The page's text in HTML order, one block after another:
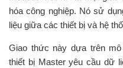
hóa công nghiệp. Nó sử
liệu giữa các thiết bị và hệ
Giao thức này dựa trên
thiết bị Master yêu cầu dữ